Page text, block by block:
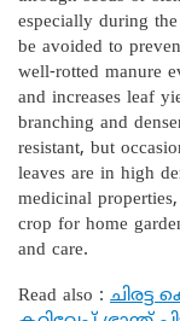
especially during
be avoided to
well-rotted manure
and increases leaf
branching and
resistant, but
leaves are in high
medicinal
crop for home
and care.
Read also :